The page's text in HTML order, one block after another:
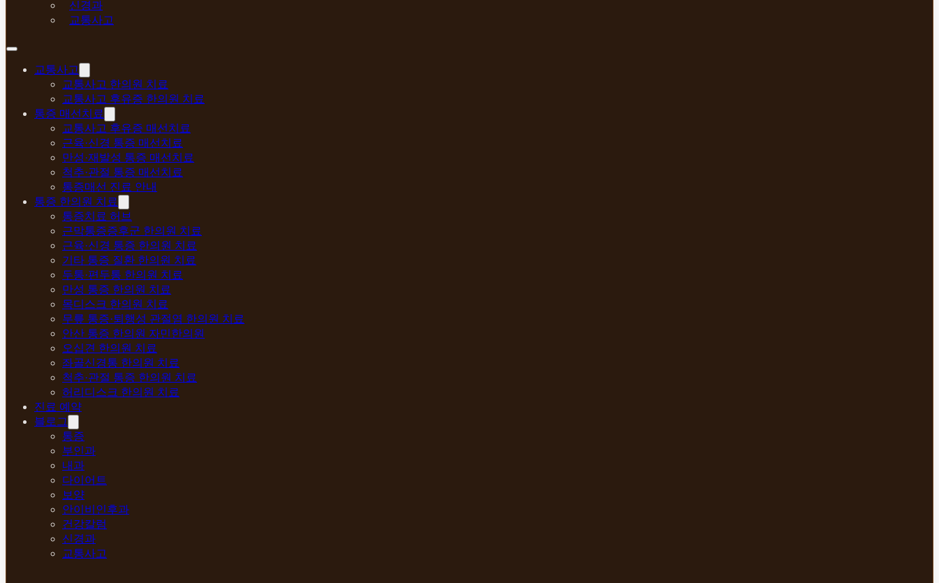
신경과
교통사고
교통사고
교통사고 한의원 치료
교통사고 후유증 한의원 치료
통증 매선치료
교통사고 후유증 매선치료
근육·신경 통증 매선치료
만성·재발성 통증 매선치료
척추·관절 통증 매선치료
통증매선 진료 안내
통증 한의원 치료
통증치료 허브
근막통증증후군 한의원 치료
근육·신경 통증 한의원 치료
기타 통증 질환 한의원 치료
두통·편두통 한의원 치료
만성 통증 한의원 치료
목디스크 한의원 치료
무릎 통증·퇴행성 관절염 한의원 치료
안산 통증 한의원 자민한의원
오십견 한의원 치료
좌골신경통 한의원 치료
척추·관절 통증 한의원 치료
허리디스크 한의원 치료
진료 예약
블로그
통증
부인과
내과
다이어트
보양
안이비인후과
건강칼럼
신경과
교통사고